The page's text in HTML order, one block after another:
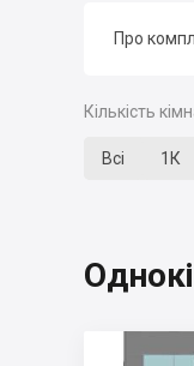
Про
Кількість
Всі 1К